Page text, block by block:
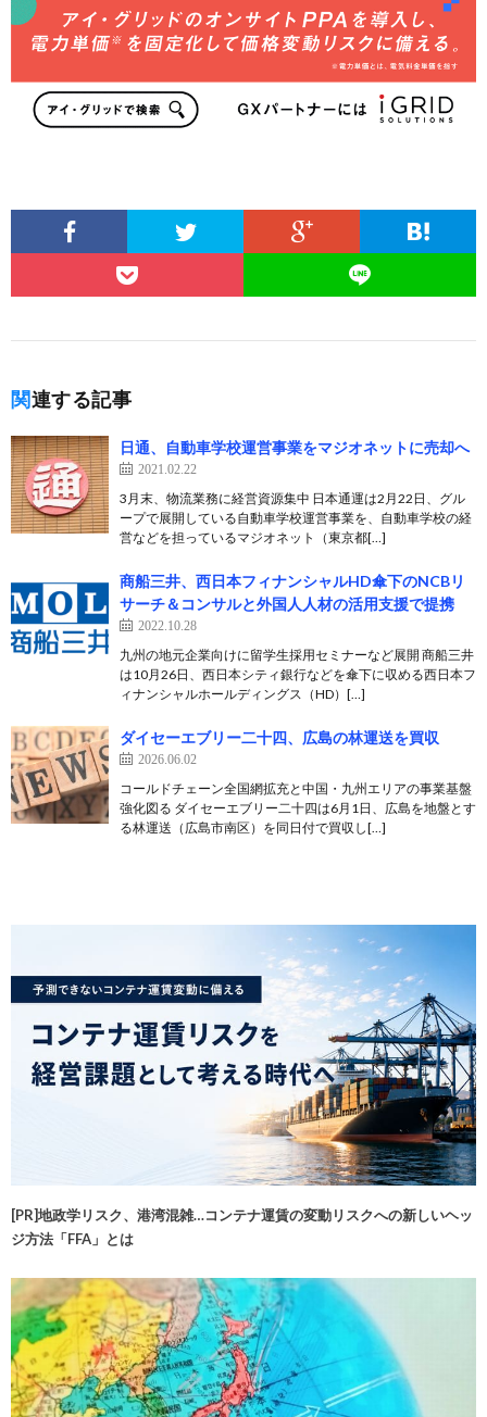
関連する記事
日通、自動車学校運営事業をマジオネットに売却へ
2021.02.22
3月末、物流業務に経営資源集中 日本通運は2月22日、グル
ープで展開している自動車学校運営事業を、自動車学校の経
営などを担っているマジオネット（東京都[…]
商船三井、西日本フィナンシャルHD傘下のNCBリ
サーチ＆コンサルと外国人人材の活用支援で提携
2022.10.28
九州の地元企業向けに留学生採用セミナーなど展開 商船三井
は10月26日、西日本シティ銀行などを傘下に収める西日本フ
ィナンシャルホールディングス（HD）[…]
ダイセーエブリー二十四、広島の林運送を買収
2026.06.02
コールドチェーン全国網拡充と中国・九州エリアの事業基盤
強化図る ダイセーエブリー二十四は6月1日、広島を地盤とす
る林運送（広島市南区）を同日付で買収し[…]
[PR]地政学リスク、港湾混雑…コンテナ運賃の変動リスクへの新しいヘッ
ジ方法「FFA」とは